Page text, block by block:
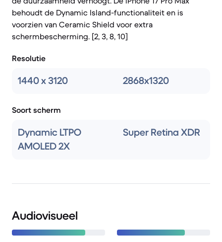
behoudt de Dynamic Island-functionaliteit en is
voorzien van Ceramic Shield voor extra
schermbescherming. [2, 3, 8, 10]
Resolutie
1440 x 3120 2868x1320
Soort scherm
Dynamic LTPO
AMOLED 2X
Super Retina XDR
Audiovisueel